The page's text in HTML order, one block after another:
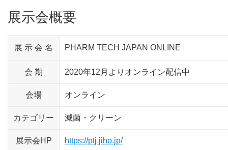
展示会概要
展 示 会 名 PHARM TECH JAPAN ONLINE
会 期 2020年12月よりオンライン配信中
会場 オンライン
カテゴリー 滅菌・クリーン
展示会HP https://ptj.jiho.jp/